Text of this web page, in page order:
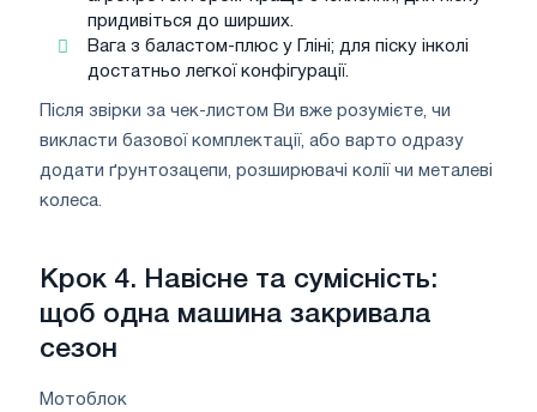
придивіться до ширших.
Вага з баластом-плюс у Гліні; для піску інколі
достатньо легкої конфігурації.
Після звірки за чек-листом Ви вже розумієте, чи
викласти базової комплектації, або варто одразу
додати ґрунтозацепи, розширювачі колії чи металеві
колеса.
Крок 4. Навісне та сумісність:
щоб одна машина закривала
сезон
Мотоблок